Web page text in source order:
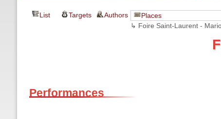
List Targets Authors
Places
↳ Foire Saint-Laurent -
Performances